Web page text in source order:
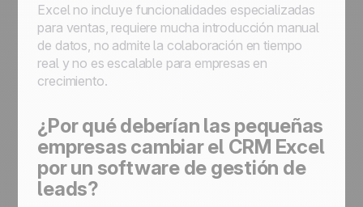
Excel no incluye funcionalidades especializadas
para ventas, requiere mucha introducción manual
de datos, no admite la colaboración en tiempo
real y no es escalable para empresas en
crecimiento.
¿Por qué deberían las pequeñas
empresas cambiar el CRM Excel
por un software de gestión de
leads?